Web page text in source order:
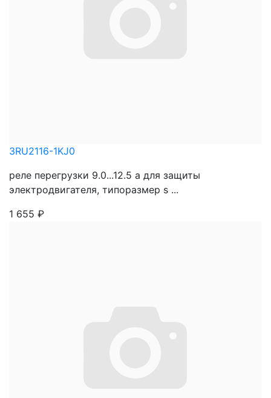
3RU2116-1KJ0
реле перегрузки 9.0...12.5 a для защиты
электродвигателя, типоразмер s ...
1 655 ₽